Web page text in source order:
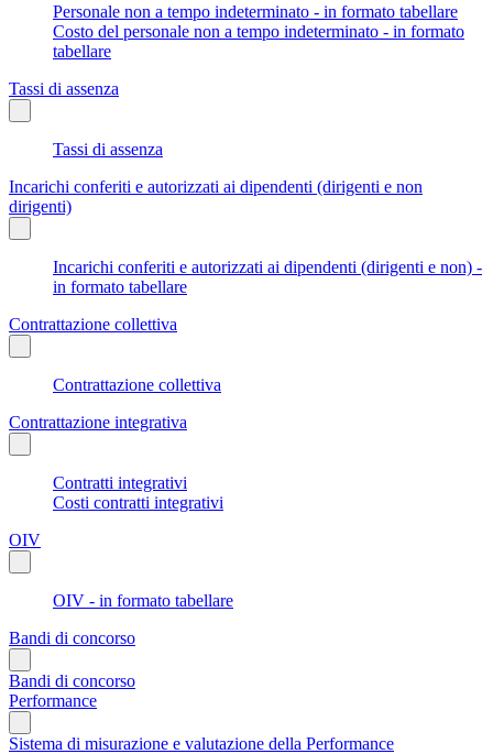
Personale non a tempo indeterminato - in formato tabellare
Costo del personale non a tempo indeterminato - in formato
tabellare
Tassi di assenza
Tassi di assenza
Incarichi conferiti e autorizzati ai dipendenti (dirigenti e non
dirigenti)
Incarichi conferiti e autorizzati ai dipendenti (dirigenti e non) -
in formato tabellare
Contrattazione collettiva
Contrattazione collettiva
Contrattazione integrativa
Contratti integrativi
Costi contratti integrativi
OIV
OIV - in formato tabellare
Bandi di concorso
Bandi di concorso
Performance
Sistema di misurazione e valutazione della Performance